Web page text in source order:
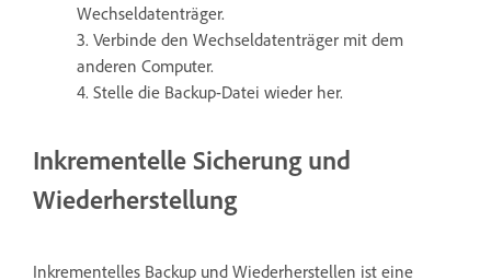
Wechseldatenträger.
3. Verbinde den Wechseldatenträger mit dem
anderen Computer.
4. Stelle die Backup-Datei wieder her.
Inkrementelle Sicherung und
Wiederherstellung
Inkrementelles Backup und Wiederherstellen ist eine